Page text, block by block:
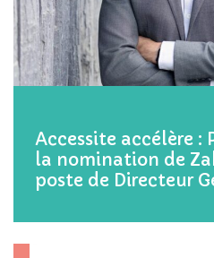
Accessite accélère :
la nomination de
poste de Directeur